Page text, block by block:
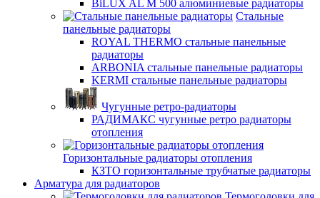
BiLUX AL M 500 алюминиевые радиаторы
Стальные
панельные радиаторы
ROYAL THERMO стальные панельные
радиаторы
ARBONIA стальные панельные радиаторы
KERMI стальные панельные радиаторы
Чугунные ретро-радиаторы
РАДИМАКС чугунные ретро радиаторы
отопления
Горизонтальные радиаторы отопления
КЗТО горизонтальные трубчатые радиаторы
Арматура для радиаторов